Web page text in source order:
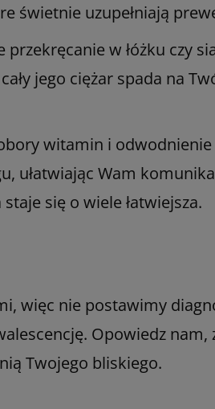
świetnie uzupełniają
przekręcanie w łóżku czy
jego ciężar spada na
witamin i
ułatwiając Wam
się o wiele łatwiejsza.
więc nie postawimy
Opowiedz nam,
Twojego bliskiego.